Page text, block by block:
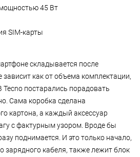
45 Вт
SIM-карты
складывается после
зависит как от объема комплектации,
Tecno постарались порадовать
Сама коробка сделана
картона, а каждый аксессуар
с фактурным узором. Вроде бы
поднимается. И это только начало,
зарядного кабеля, также лежит блок